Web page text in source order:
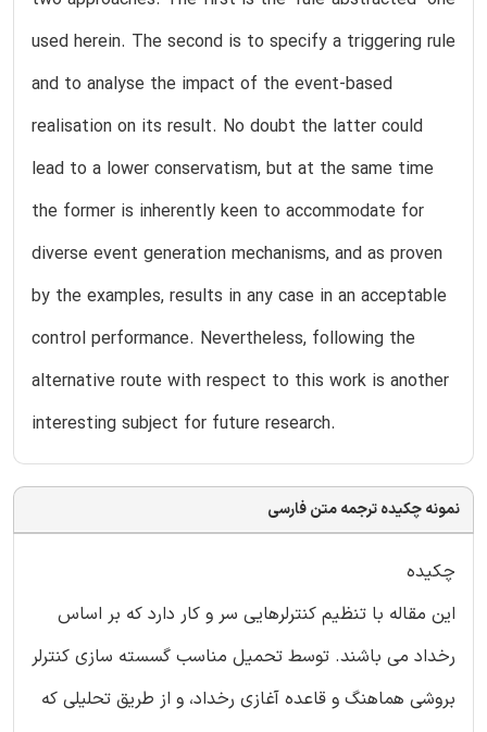
used herein. The second is to specify a triggering rule
and to analyse the impact of the event-based
realisation on its result. No doubt the latter could
lead to a lower conservatism, but at the same time
the former is inherently keen to accommodate for
diverse event generation mechanisms, and as proven
by the examples, results in any case in an acceptable
control performance. Nevertheless, following the
alternative route with respect to this work is another
interesting subject for future research.
نمونه چکیده ترجمه متن فارسی
چکیده
این مقاله با تنظیم کنترلرهایی سر و کار دارد که بر اساس
رخداد می باشند. توسط تحمیل مناسب گسسته سازی کنترلر
بروشی هماهنگ و قاعده آغازی رخداد، و از طریق تحلیلی که